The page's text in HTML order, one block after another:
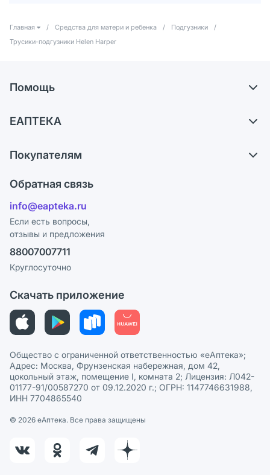
Главная / Средства для матери и ребенка / Подгузники
/
Трусики-подгузники Helen Harper
Помощь
Самовывоз из аптек
Ответы на вопросы
Блог
ЕАПТЕКА
Карьера
Поставщики
Лицензия
Реклама на сайте
Ваши товары на ЕАПТЕКЕ
Покупателям
Программа СберСпасибо
Политика конфиденциальности
Пользовательское соглашение
Политика рекомендаций
Этика и соответствие
Политика в отношении обработки персональных данных
Обратная связь
info@eapteka.ru
Если есть вопросы,
отзывы и предложения
88007007711
Круглосуточно
Скачать приложение
Общество с ограниченной ответственностью «еАптека»;
Адрес: Москва, Фрунзенская набережная, дом 42,
цокольный этаж, помещение I, комната 2; Лицензия: Л042-
01177-91/00587270 от 09.12.2020 г.; ОГРН: 1147746631988,
ИНН 7704865540
© 2026 eАптека. Все права защищены